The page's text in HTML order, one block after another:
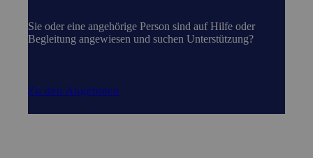
Sie oder eine angehörige Person sind auf Hilfe oder
Begleitung angewiesen und suchen Unterstützung?
Zu den Angeboten